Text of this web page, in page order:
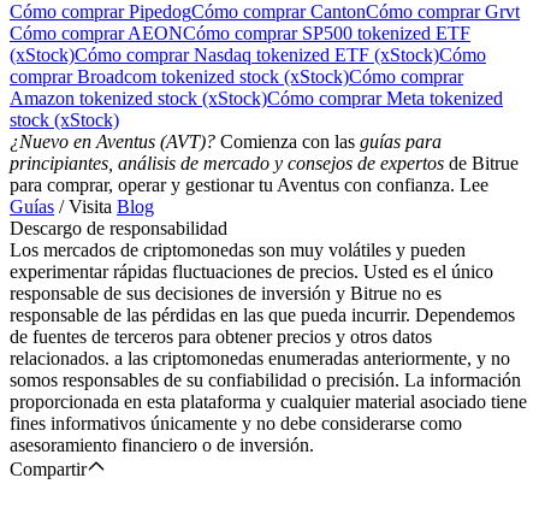
Cómo comprar PipedogCómo comprar CantonCómo comprar Grvt
Cómo comprar AEONCómo comprar SP500 tokenized ETF
(xStock)Cómo comprar Nasdaq tokenized ETF (xStock)Cómo
comprar Broadcom tokenized stock (xStock)Cómo comprar
Amazon tokenized stock (xStock)Cómo comprar Meta tokenized
stock (xStock)
¿Nuevo en Aventus (AVT)? Comienza con las guías para
principiantes, análisis de mercado y consejos de expertos de Bitrue
para comprar, operar y gestionar tu Aventus con confianza. Lee
Guías / Visita Blog
Descargo de responsabilidad
Los mercados de criptomonedas son muy volátiles y pueden
experimentar rápidas fluctuaciones de precios. Usted es el único
responsable de sus decisiones de inversión y Bitrue no es
responsable de las pérdidas en las que pueda incurrir. Dependemos
de fuentes de terceros para obtener precios y otros datos
relacionados. a las criptomonedas enumeradas anteriormente, y no
somos responsables de su confiabilidad o precisión. La información
proporcionada en esta plataforma y cualquier material asociado tiene
fines informativos únicamente y no debe considerarse como
asesoramiento financiero o de inversión.
Compartir